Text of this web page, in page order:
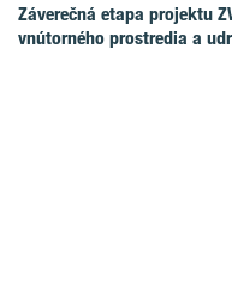
Záverečná etapa projektu
vnútorného prostredia a